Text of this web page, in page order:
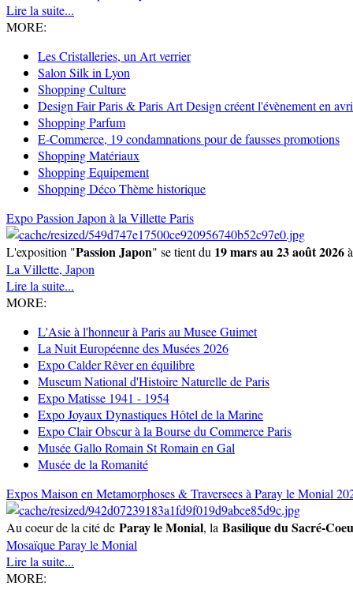
Lire la suite...
MORE:
Les Cristalleries, un Art verrier
Salon Silk in Lyon
Shopping Culture
Design Fair Paris & Paris Art Design créent l'évènement en
Shopping Parfum
E-Commerce, 19 condamnations pour de fausses promotions
Shopping Matériaux
Shopping Equipement
Shopping Déco Thème historique
Expo Passion Japon à la Villette Paris
L'exposition "Passion Japon" se tient du 19 mars au 23 août 2026
La Villette, Japon
Lire la suite...
MORE:
L'Asie à l'honneur à Paris au Musee Guimet
La Nuit Européenne des Musées 2026
Expo Calder Rêver en équilibre
Museum National d'Histoire Naturelle de Paris
Expo Matisse 1941 - 1954
Expo Joyaux Dynastiques Hôtel de la Marine
Expo Clair Obscur à la Bourse du Commerce Paris
Musée Gallo Romain St Romain en Gal
Musée de la Romanité
Expos Maison en Metamorphoses & Traversees à Paray le Monial
Au coeur de la cité de Paray le Monial, la Basilique du Sacré-
MosaïqueParay le Monial
Lire la suite...
MORE: